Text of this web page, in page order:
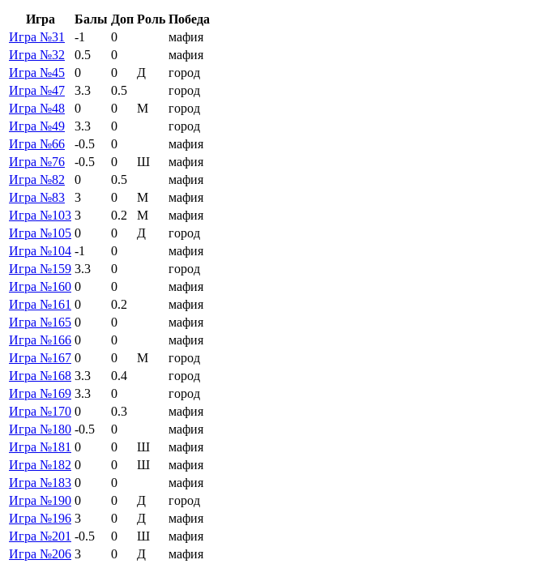
Игра Балы Доп Роль Победа
Игра №31
-1 0
мафия
Игра №32
0.5 0
мафия
Игра №45
0 0 Д
город
Игра №47
3.3 0.5
город
Игра №48
0 0 М
город
Игра №49
3.3 0
город
Игра №66
-0.5 0
мафия
Игра №76
-0.5 0 Ш
мафия
Игра №82
0 0.5
мафия
Игра №83
3 0 М
мафия
Игра №103 3 0.2 М
мафия
Игра №105 0 0 Д
город
Игра №104 -1 0
мафия
Игра №159 3.3 0
город
Игра №160 0 0
мафия
Игра №161 0 0.2
мафия
Игра №165 0 0
мафия
Игра №166 0 0
мафия
Игра №167 0 0 М
город
Игра №168 3.3 0.4
город
Игра №169 3.3 0
город
Игра №170 0 0.3
мафия
Игра №180 -0.5 0
мафия
Игра №181 0 0 Ш
мафия
Игра №182 0 0 Ш
мафия
Игра №183 0 0
мафия
Игра №190 0 0 Д
город
Игра №196 3 0 Д
мафия
Игра №201 -0.5 0 Ш
мафия
Игра №206 3 0 Д мафия